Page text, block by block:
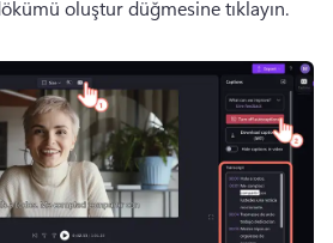
oluştur düğmesine tıklayın.